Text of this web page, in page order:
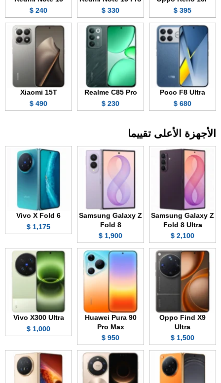
395 $
330 $
240 $
Poco F8 Ultra
680 $
Realme C85 Pro
230 $
Xiaomi 15T
490 $
الأجهزة الأعلى تقييما
Samsung Galaxy Z
Fold 8 Ultra
2,100 $
Samsung Galaxy Z
Fold 8
1,900 $
Vivo X Fold 6
1,175 $
Oppo Find X9
Ultra
1,500 $
Huawei Pura 90
Pro Max
950 $
Vivo X300 Ultra
1,000 $